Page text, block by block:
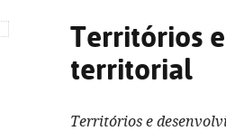
Territórios
territorial
Territórios e